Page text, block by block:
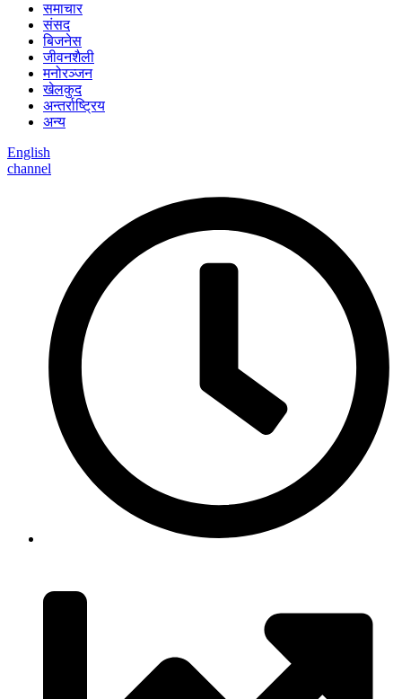
समाचार
संसद
बिजनेस
जीवनशैली
मनोरञ्जन
खेलकुद
अन्तर्राष्ट्रिय
अन्य
English
channel